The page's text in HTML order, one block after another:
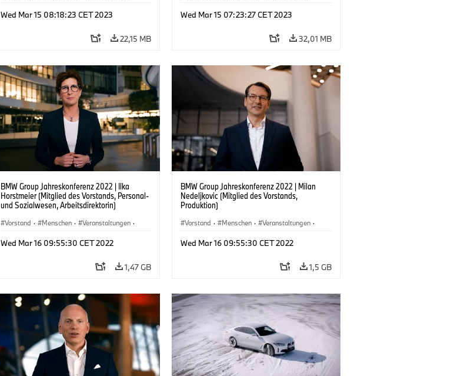
Wed Mar 15 08:18:23 CET 2023
22,15 MB
Wed Mar 15 07:23:27 CET 2023
32,01 MB
BMW Group Jahreskonferenz 2022 | Ilka
Horstmeier (Mitglied des Vorstands, Personal-
und Sozialwesen, Arbeitsdirektorin)
Vorstand · Menschen · Veranstaltungen ·
Wed Mar 16 09:55:30 CET 2022
1,47 GB
BMW Group Jahreskonferenz 2022 | Milan
Nedeljkovic (Mitglied des Vorstands,
Produktion)
Vorstand · Menschen · Veranstaltungen ·
Wed Mar 16 09:55:30 CET 2022
1,5 GB